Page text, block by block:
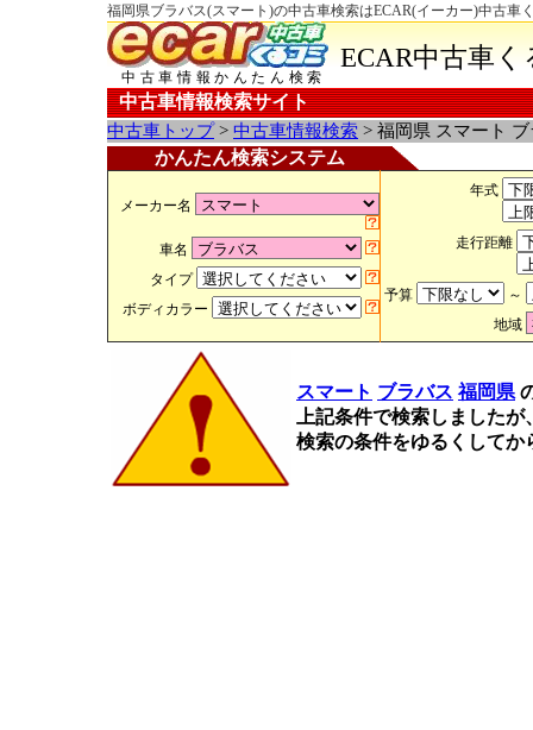
福岡県ブラバス(スマート)の中古車検索はECAR(イーカー)中古車
中古車情報かんたん検索
ECAR中古車
中古車情報検索サイト
中古車トップ> 中古車情報検索 > 福岡県 スマート
かんたん検索システム
メーカー名
車名
タイプ
ボディカラー
年式
走行距離
予算
～
地域
スマート ブラバス 福岡県
上記条件で検索しました
検索の条件をゆるくして